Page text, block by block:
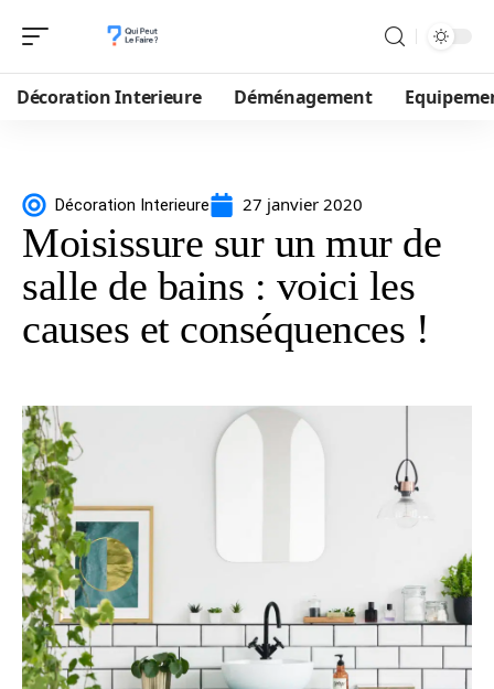
Décoration Interieure Déménagement
Décoration Interieure 27 janvier 2020
Moisissure sur un mur de
salle de bains : voici les
causes et conséquences !